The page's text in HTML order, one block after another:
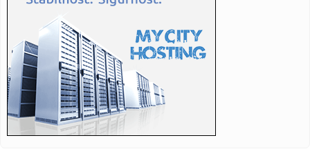
20:31:
20:31:Motociklista poginuo u teškoj saobraćajnoj nezgodi
20:31:Nakon devet iscrpnih dana okončana borba trebinjskih
vatrogasaca
20:31:Požar u Italjiji, evakuisani turisti i stanovnici